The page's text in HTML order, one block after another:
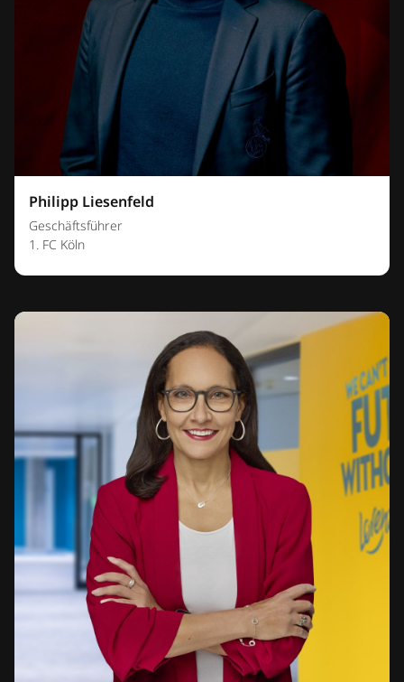
Philipp Liesenfeld
Geschäftsführer
1. FC Köln